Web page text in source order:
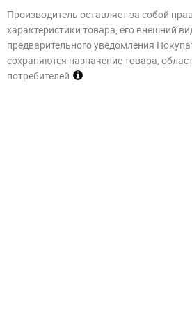
Производитель оставляет за собой
характеристики товара, его внешний
предварительного уведомления
сохраняются назначение товара,
потребителей